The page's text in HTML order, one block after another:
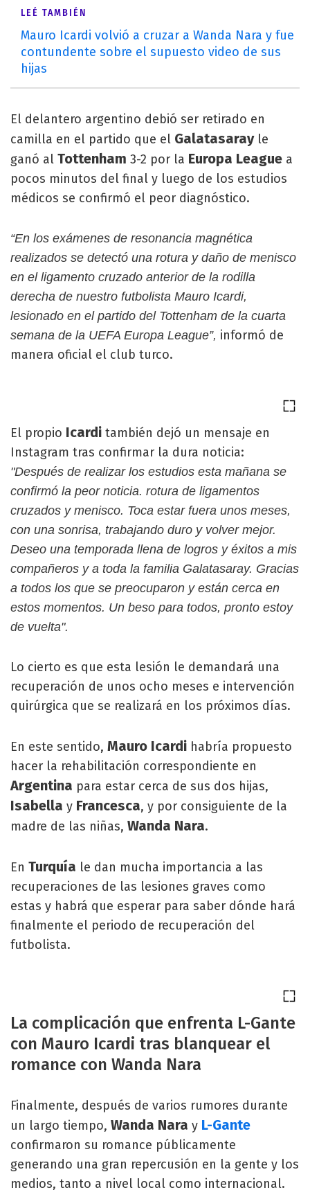
LEÉ TAMBIÉN
Mauro Icardi volvió a cruzar a Wanda Nara y fue
contundente sobre el supuesto video de sus
hijas
El delantero argentino debió ser retirado en
camilla en el partido que el Galatasarayle
ganó al Tottenham 3-2 por la Europa League a
pocos minutos del final y luego de los estudios
médicos se confirmó el peor diagnóstico.
“En los exámenes de resonancia magnética
realizados se detectó una rotura y daño de menisco
en el ligamento cruzado anterior de la rodilla
derecha de nuestro futbolista Mauro Icardi,
lesionado en el partido del Tottenham de la cuarta
semana de la UEFA Europa League”, informó de
manera oficial el club turco.
El propio Icardi también dejó un mensaje en
Instagram tras confirmar la dura noticia:
"Después de realizar los estudios esta mañana se
confirmó la peor noticia. rotura de ligamentos
cruzados y menisco. Toca estar fuera unos meses,
con una sonrisa, trabajando duro y volver mejor.
Deseo una temporada llena de logros y éxitos a mis
compañeros y a toda la familia Galatasaray. Gracias
a todos los que se preocuparon y están cerca en
estos momentos. Un beso para todos, pronto estoy
de vuelta".
Lo cierto es que esta lesión le demandará una
recuperación de unos ocho meses e intervención
quirúrgica que se realizará en los próximos días.
En este sentido, Mauro Icardi habría propuesto
hacer la rehabilitación correspondiente en
Argentina para estar cerca de sus dos hijas,
Isabella y Francesca, y por consiguiente de la
madre de las niñas, Wanda Nara.
En Turquía le dan mucha importancia a las
recuperaciones de las lesiones graves como
estas y habrá que esperar para saber dónde hará
finalmente el periodo de recuperación del
futbolista.
La complicación que enfrenta L-Gante
con Mauro Icardi tras blanquear el
romance con Wanda Nara
Finalmente, después de varios rumores durante
un largo tiempo, Wanda Nara y L-Gante
confirmaron su romance públicamente
generando una gran repercusión en la gente y los
medios, tanto a nivel local como internacional.